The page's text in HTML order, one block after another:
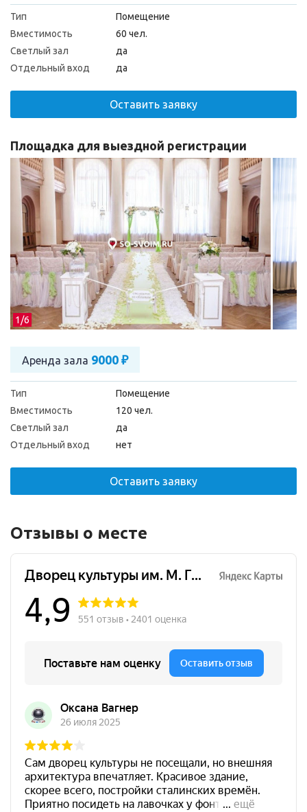
Тип
Помещение
Вместимость
60 чел.
Светлый зал
да
Отдельный вход
да
Оставить заявку
1/6
Площадка для выездной регистрации
Аренда зала 9000 ₽
Тип
Помещение
Вместимость
120 чел.
Светлый зал
да
Отдельный вход
нет
Оставить заявку
Отзывы о месте